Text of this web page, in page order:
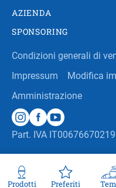
Prodotti Preferiti
AZIENDA
SPONSORING
Part. IVA IT00676670219
Condizioni generali di
Impressum
Modifica
Amministrazione